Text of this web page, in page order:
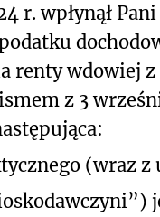
r. wpłynął
renty wdowiej
z 3
(wraz